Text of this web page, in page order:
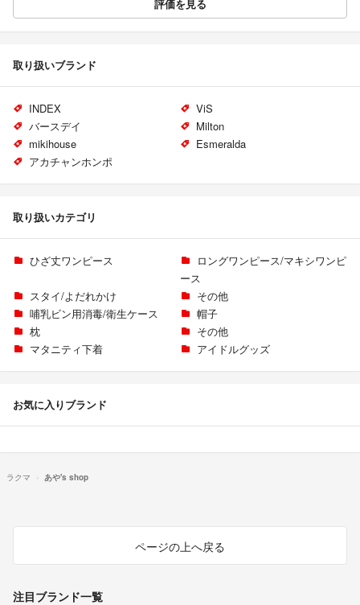
評価を見る
取り扱いブランド
INDEX
ViS
バースデイ
Milton
mikihouse
Esmeralda
アカチャンホンポ
取り扱いカテゴリ
ひざ丈ワンピース
ロングワンピース/マキシワンピ
ース
スタイ/よだれかけ
その他
哺乳ビン用消毒/衛生ケース
帽子
枕
その他
マタニティ下着
アイドルグッズ
お気に入りブランド
ラクマ あや's shop
ページの上へ戻る
注目ブランド一覧